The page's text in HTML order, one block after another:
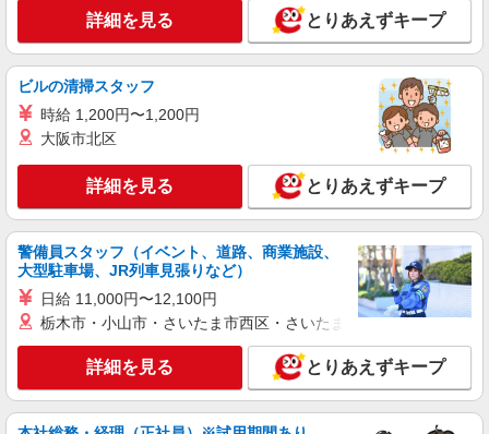
ポート＆送迎STAFF
時給1600円〜2250円 ＜日払い有/週払い有/交
通費全支給(ガソリン代含む)＞
横浜市中区【最寄り駅：関内駅】
キープ 詳細を見る
株式会社kotrio /●YK-S-2021876
≪運転好きの方歓迎≫未経験でも活躍できる！
デイサービスSTAFF
時給1550円〜2312円 ＜交通費全支給(ガソリ
ン代含む)＞
横浜市中区本牧三之谷
キープ 詳細を見る
派遣社員
詳細を見る とりあえずキープ
ビルの清掃スタッフ
時給 1,200円〜1,200円
大阪市北区
詳細を見る とりあえずキープ
警備員スタッフ（イベント、道路、商業施設、
大型駐車場、JR列車見張りなど）
日給 11,000円〜12,100円
栃木市・小山市・さいたま市西区・さいたま市岩槻区・久喜市・
詳細を見る とりあえずキープ